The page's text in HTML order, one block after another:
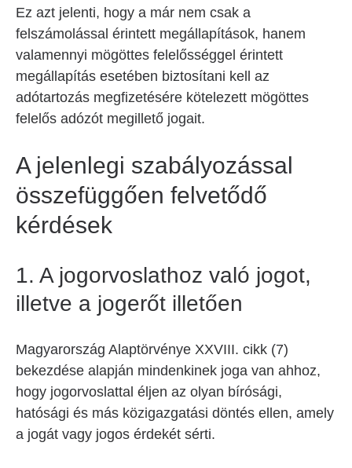
Ez azt jelenti, hogy a már nem csak a
felszámolással érintett megállapítások, hanem
valamennyi mögöttes felelősséggel érintett
megállapítás esetében biztosítani kell az
adótartozás megfizetésére kötelezett mögöttes
felelős adózót megillető jogait.
A jelenlegi szabályozással
összefüggően felvetődő
kérdések
1. A jogorvoslathoz való jogot,
illetve a jogerőt illetően
Magyarország Alaptörvénye XXVIII. cikk (7)
bekezdése alapján mindenkinek joga van ahhoz,
hogy jogorvoslattal éljen az olyan bírósági,
hatósági és más közigazgatási döntés ellen, amely
a jogát vagy jogos érdekét sérti.